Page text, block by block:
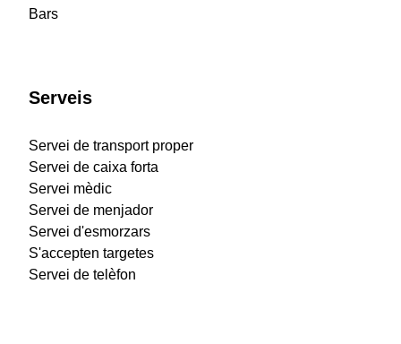
Bars
Serveis
Servei de transport proper
Servei de caixa forta
Servei mèdic
Servei de menjador
Servei d'esmorzars
S'accepten targetes
Servei de telèfon